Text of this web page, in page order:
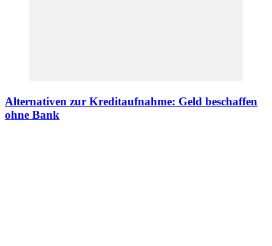
Alternativen zur Kreditaufnahme: Geld beschaffen
ohne Bank